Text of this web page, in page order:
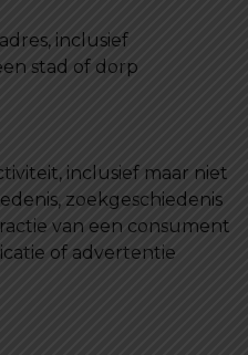
inclusief
stad of dorp
inclusief maar niet
zoekgeschiedenis
van een consument
of advertentie